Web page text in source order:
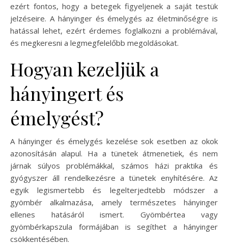
ezért fontos, hogy a betegek figyeljenek a saját testük
jelzéseire. A hányinger és émelygés az életminőségre is
hatással lehet, ezért érdemes foglalkozni a problémával,
és megkeresni a legmegfelelőbb megoldásokat.
Hogyan kezeljük a
hányingert és
émelygést?
A hányinger és émelygés kezelése sok esetben az okok
azonosításán alapul. Ha a tünetek átmenetiek, és nem
járnak súlyos problémákkal, számos házi praktika és
gyógyszer áll rendelkezésre a tünetek enyhítésére. Az
egyik legismertebb és legelterjedtebb módszer a
gyömbér alkalmazása, amely természetes hányinger
ellenes hatásáról ismert. Gyömbértea vagy
gyömbérkapszula formájában is segíthet a hányinger
csökkentésében.